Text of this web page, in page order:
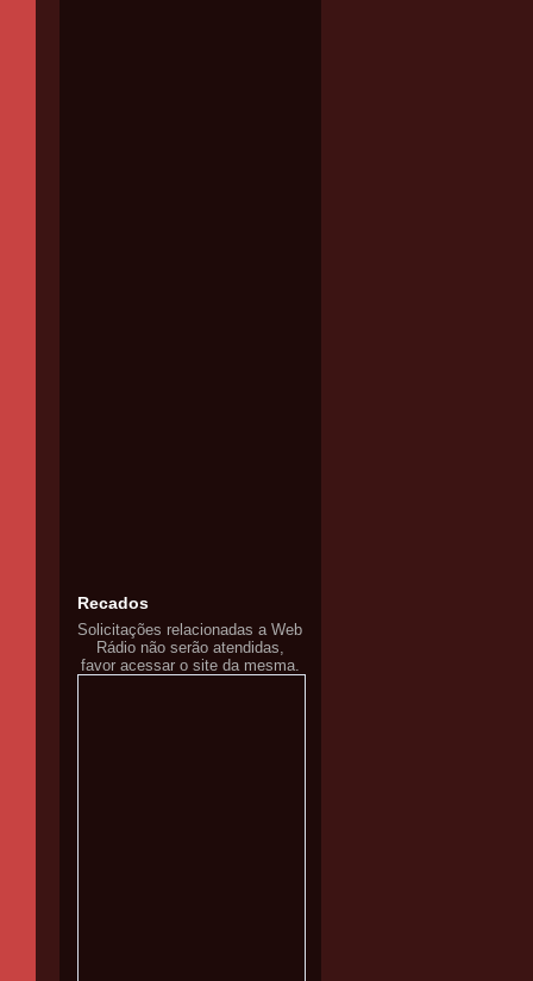
Recados
Solicitações relacionadas a Web
Rádio não serão atendidas,
favor acessar o site da mesma.